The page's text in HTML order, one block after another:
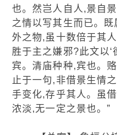
也。然岂人自人,景自
之情以写其生而已。
外之物,虽十数倍于其
胜于主之嫌邪?此文以
宾。清庙种种,宾也。
止于一句,非借景生情
手变化,存乎其人。虽
浓淡,无一定之景也。”